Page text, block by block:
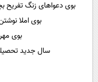
بوی دعوا‌های زنگ تفریح
بوی املا
بوی
سال جدید